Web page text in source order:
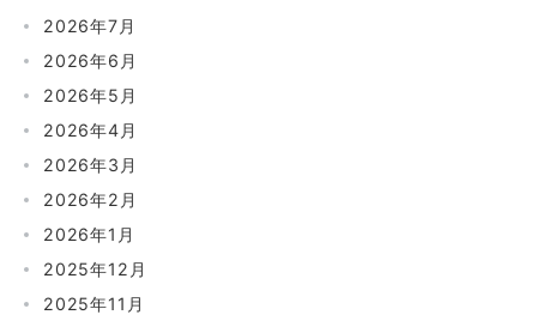
2026年7月
2026年6月
2026年5月
2026年4月
2026年3月
2026年2月
2026年1月
2025年12月
2025年11月